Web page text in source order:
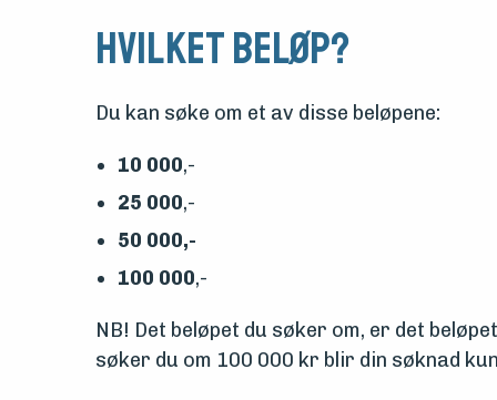
Hvilket beløp?
Du kan søke om et av disse beløpene:
10 000,-
25 000,-
50 000,-
100 000,-
NB! Det beløpet du søker om, er det
søker du om 100 000 kr blir din søknad